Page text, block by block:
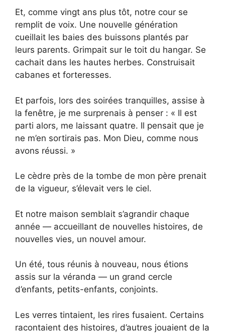
Et, comme vingt ans plus tôt, notre cour se
remplit de voix. Une nouvelle génération
cueillait les baies des buissons plantés par
leurs parents. Grimpait sur le toit du hangar. Se
cachait dans les hautes herbes. Construisait
cabanes et forteresses.
Et parfois, lors des soirées tranquilles, assise à
la fenêtre, je me surprenais à penser : « Il est
parti alors, me laissant quatre. Il pensait que je
ne m’en sortirais pas. Mon Dieu, comme nous
avons réussi. »
Le cèdre près de la tombe de mon père prenait
de la vigueur, s’élevait vers le ciel.
Et notre maison semblait s’agrandir chaque
année — accueillant de nouvelles histoires, de
nouvelles vies, un nouvel amour.
Un été, tous réunis à nouveau, nous étions
assis sur la véranda — un grand cercle
d’enfants, petits-enfants, conjoints.
Les verres tintaient, les rires fusaient. Certains
racontaient des histoires, d’autres jouaient de la